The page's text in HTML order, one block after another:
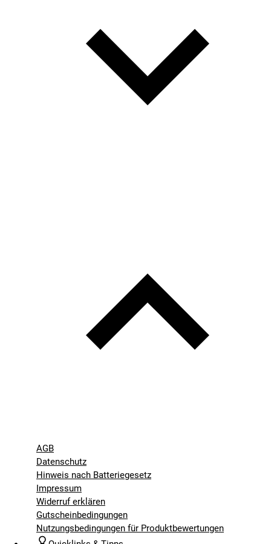
AGB
Datenschutz
Hinweis nach Batteriegesetz
Impressum
Widerruf erklären
Gutscheinbedingungen
Nutzungsbedingungen für Produktbewertungen